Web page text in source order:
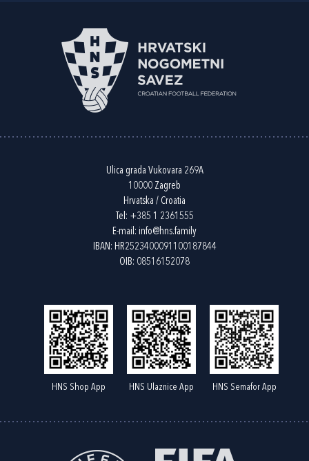
Ulica grada Vukovara 269A
10000 Zagreb
Hrvatska / Croatia
Tel: +385 1 2361555
E-mail: info@hns.family
IBAN: HR2523400091100187844
OIB: 08516152078
HNS Shop App HNS Ulaznice App HNS Semafor App